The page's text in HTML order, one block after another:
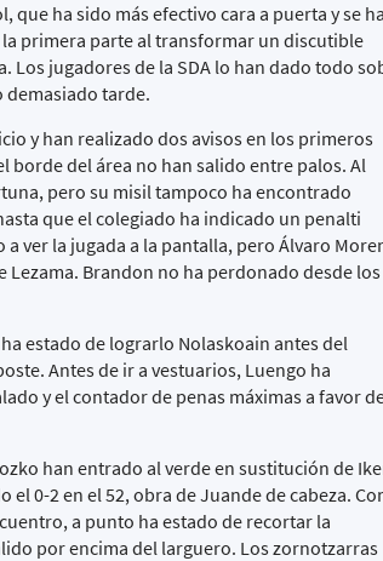
que ha sido más efectivo cara a puerta y se ha
primera parte al transformar un discutible
Los jugadores de la SDA lo han dado todo
demasiado tarde.
y han realizado dos avisos en los primeros
borde del área no han salido entre palos. Al
pero su misil tampoco ha encontrado
que el colegiado ha indicado un penalti
ver la jugada a la pantalla, pero Álvaro
Brandon no ha perdonado desde los
estado de lograrlo Nolaskoain antes del
Antes de ir a vestuarios, Luengo ha
y el contador de penas máximas a favor
han entrado al verde en sustitución de
0-2 en el 52, obra de Juande de cabeza.
a punto ha estado de recortar la
por encima del larguero. Los zornotzarras